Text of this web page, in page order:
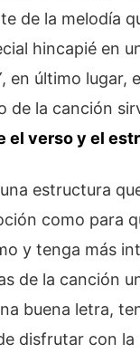
de la melodía
hincapié en
en último lugar,
de la canción
el verso y el
estructura
como para
y tenga más
de la canción
buena letra,
disfrutar con la